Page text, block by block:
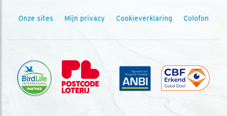
Onze sites Mijn privacy Cookieverklaring Colofon